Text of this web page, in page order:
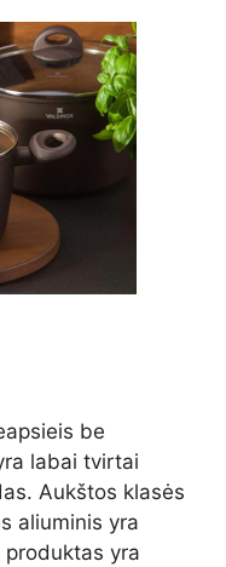
be
labai tvirtai
Aukštos klasės
aliuminis yra
yra